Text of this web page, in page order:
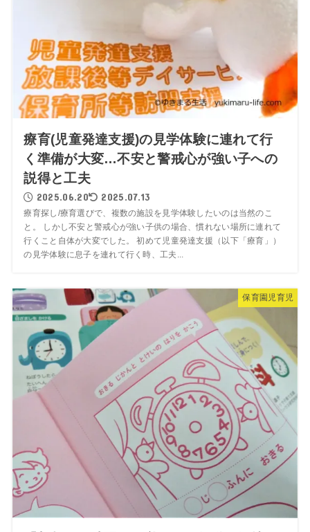
療育(児童発達支援)の見学体験に連れて行
く準備が大変…不安と警戒心が強い子への
説得と工夫
2025.06.20 2025.07.13
療育探し/療育選びで、複数の施設を見学体験したいのは当然のこ
と。 しかし不安と警戒心が強い子供の場合、慣れない場所に連れて
行くこと自体が大変でした。 初めて児童発達支援（以下「療育」）
の見学体験に息子を連れて行く時、工夫...
保育園児育児